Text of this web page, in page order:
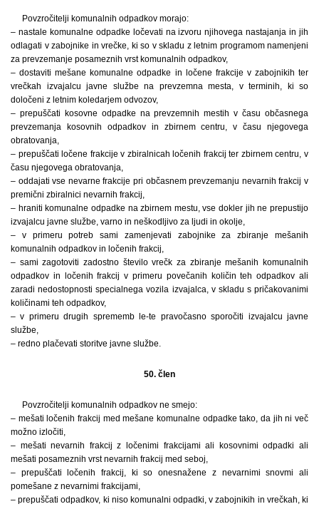
Povzročitelji komunalnih odpadkov morajo:
– nastale komunalne odpadke ločevati na izvoru njihovega nastajanja in jih
odlagati v zabojnike in vrečke, ki so v skladu z letnim programom namenjeni
za prevzemanje posameznih vrst komunalnih odpadkov,
– dostaviti mešane komunalne odpadke in ločene frakcije v zabojnikih ter
vrečkah izvajalcu javne službe na prevzemna mesta, v terminih, ki so
določeni z letnim koledarjem odvozov,
– prepuščati kosovne odpadke na prevzemnih mestih v času občasnega
prevzemanja kosovnih odpadkov in zbirnem centru, v času njegovega
obratovanja,
– prepuščati ločene frakcije v zbiralnicah ločenih frakcij ter zbirnem centru, v
času njegovega obratovanja,
– oddajati vse nevarne frakcije pri občasnem prevzemanju nevarnih frakcij v
premični zbiralnici nevarnih frakcij,
– hraniti komunalne odpadke na zbirnem mestu, vse dokler jih ne prepustijo
izvajalcu javne službe, varno in neškodljivo za ljudi in okolje,
– v primeru potreb sami zamenjevati zabojnike za zbiranje mešanih
komunalnih odpadkov in ločenih frakcij,
– sami zagotoviti zadostno število vrečk za zbiranje mešanih komunalnih
odpadkov in ločenih frakcij v primeru povečanih količin teh odpadkov ali
zaradi nedostopnosti specialnega vozila izvajalca, v skladu s pričakovanimi
količinami teh odpadkov,
– v primeru drugih sprememb le-te pravočasno sporočiti izvajalcu javne
službe,
– redno plačevati storitve javne službe.
50. člen
Povzročitelji komunalnih odpadkov ne smejo:
– mešati ločenih frakcij med mešane komunalne odpadke tako, da jih ni več
možno izločiti,
– mešati nevarnih frakcij z ločenimi frakcijami ali kosovnimi odpadki ali
mešati posameznih vrst nevarnih frakcij med seboj,
– prepuščati ločenih frakcij, ki so onesnažene z nevarnimi snovmi ali
pomešane z nevarnimi frakcijami,
– prepuščati odpadkov, ki niso komunalni odpadki, v zabojnikih in vrečkah, ki